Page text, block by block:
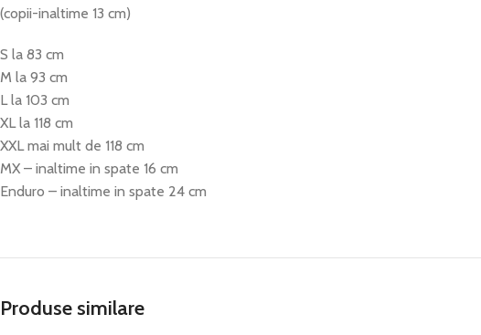
(copii-inaltime 13 cm)
S la 83 cm
M la 93 cm
L la 103 cm
XL la 118 cm
XXL mai mult de 118 cm
MX – inaltime in spate 16 cm
Enduro – inaltime in spate 24 cm
Produse similare